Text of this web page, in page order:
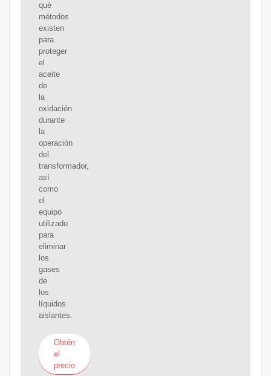
qué
métodos
existen
para
proteger
el
aceite
de
la
oxidación
durante
la
operación
del
transformador,
así
como
el
equipo
utilizado
para
eliminar
los
gases
de
los
líquidos
aislantes.
Obtén
el
precio